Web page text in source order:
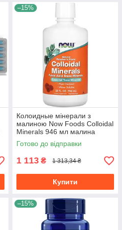
–15%
Колоидные мінерали з
малиною Now Foods Colloidal
Minerals 946 мл малина
Готово до відправки
1 113 ₴ 1 313,34 ₴
Купити
–15%